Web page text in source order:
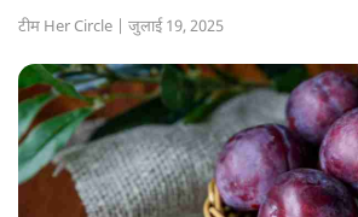
टीम Her Circle | जुलाई 19, 2025